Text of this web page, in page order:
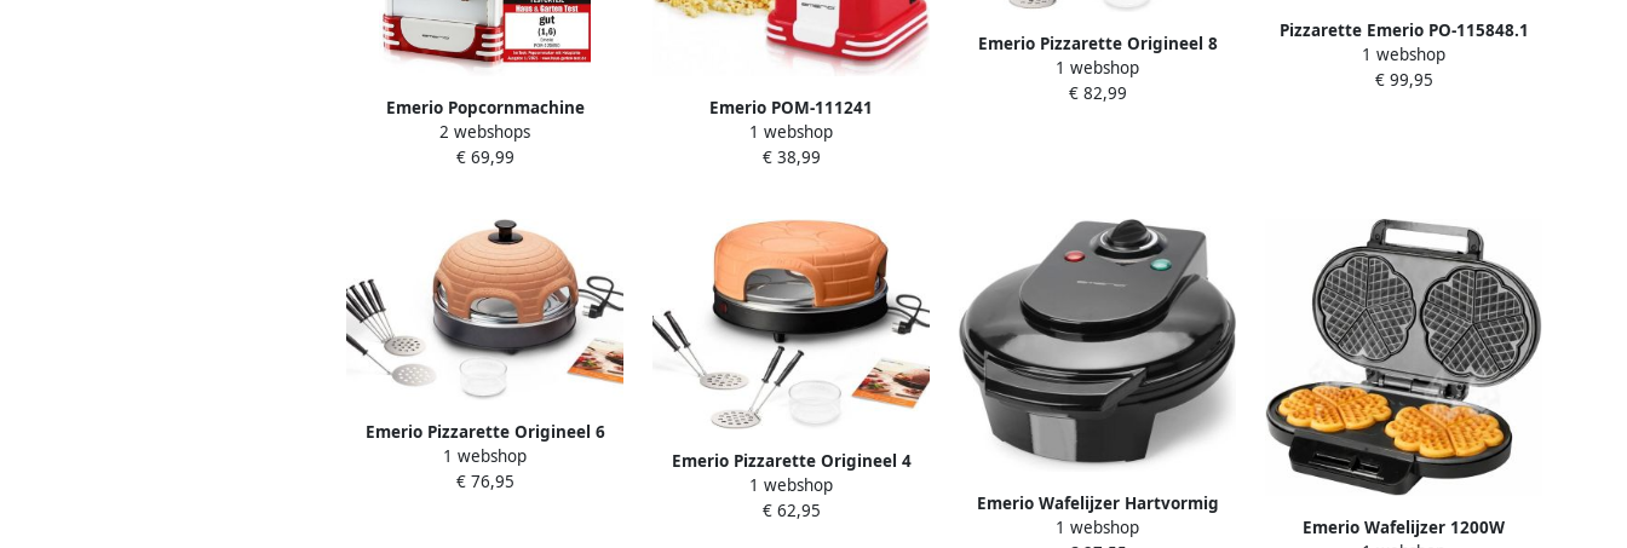
Emerio Popcornmachine
Popcornmaker 50g Roersysteem
Anti-aanbaklaag Anti-slip 360W
2 webshops
€ 69,99
Emerio POM-111241
Popcornmachine 1200 W Inhoud
60g BPA-vrij
1 webshop
€ 38,99
Emerio Pizzarette Origineel 8
Persoons Pizza Oven
Handgemaakte Terracotta Koepel
1 webshop
€ 82,99
Pizzarette Emerio PO-115848.1
&apos;Keep Warm&apos; 6
personen
1 webshop
€ 99,95
Emerio Pizzarette Origineel 6
Persoons Pizza Oven
Handgemaakte Terracotta Koepel
1 webshop
€ 76,95
Emerio Pizzarette Origineel 4
Persoons Pizza Oven Pre-bake
functie Handgemaakte terracotta
1 webshop
€ 62,95
Emerio Wafelijzer Hartvormig
20cm Diameter Regelbare
1 webshop
Emerio Wafelijzer 1200W